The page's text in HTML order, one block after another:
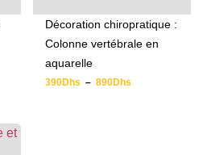
Décoration chiropratique :
Colonne vertébrale en
aquarelle
390Dhs – 890Dhs